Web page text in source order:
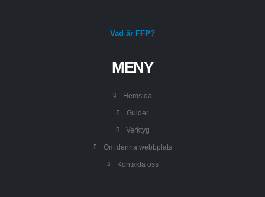
Vad är FFP?
MENY
Hemsida
Guider
Verktyg
Om denna webbplats
Kontakta oss